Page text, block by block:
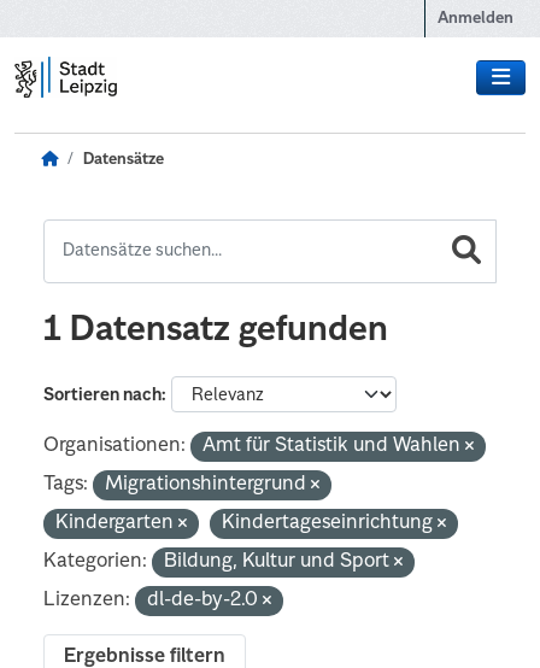
Anmelden
Datensätze
1 Datensatz gefunden
Sortieren nach
Organisationen:
Amt für Statistik und Wahlen
Tags:
Migrationshintergrund
Kindergarten
Kindertageseinrichtung
Kategorien:
Bildung, Kultur und Sport
Lizenzen:
dl-de-by-2.0
Ergebnisse filtern